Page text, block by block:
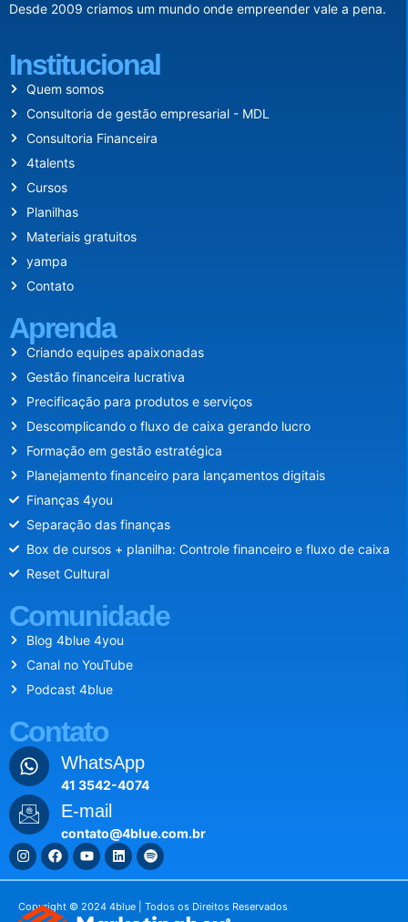
Desde 2009 criamos um mundo onde empreender vale a pena.
Institucional
Quem somos
Consultoria de gestão empresarial - MDL
Consultoria Financeira
4talents
Cursos
Planilhas
Materiais gratuitos
yampa
Contato
Aprenda
Criando equipes apaixonadas
Gestão financeira lucrativa
Precificação para produtos e serviços
Descomplicando o fluxo de caixa gerando lucro
Formação em gestão estratégica
Planejamento financeiro para lançamentos digitais
Finanças 4you
Separação das finanças
Box de cursos + planilha: Controle financeiro e fluxo de caixa
Reset Cultural
Comunidade
Blog 4blue 4you
Canal no YouTube
Podcast 4blue
Contato
WhatsApp
41 3542-4074
E-mail
contato@4blue.com.br
Copyright © 2024 4blue | Todos os Direitos Reservados